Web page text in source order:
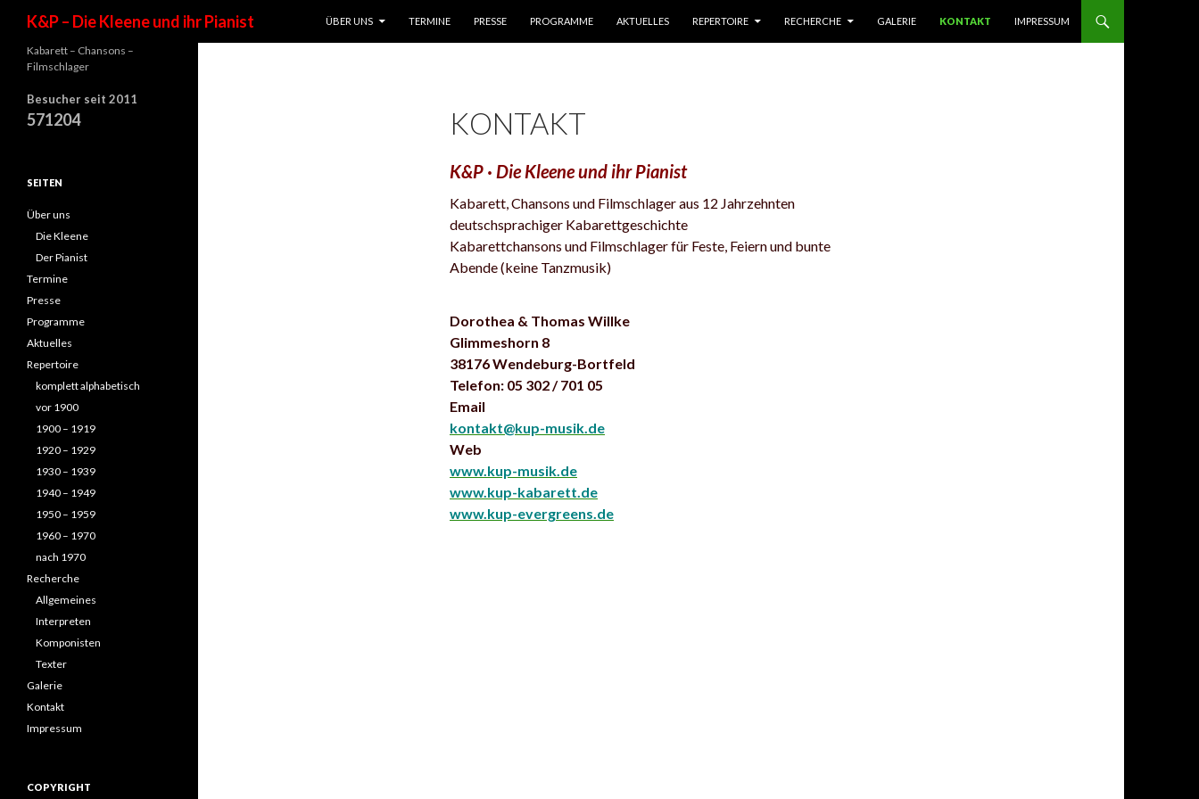
K&P – Die Kleene und ihr Pianist
ÜBER UNS
TERMINE PRESSE PROGRAMME AKTUELLES REPERTOIRE RECHERCHE GALERIE KONTAKT IMPRESSUM
KONTAKT
K&P · Die Kleene und ihr Pianist
Kabarett, Chansons und Filmschlager aus 12 Jahrzehnten
deutschsprachiger Kabarettgeschichte
Kabarettchansons und Filmschlager für Feste, Feiern und bunte
Abende (keine Tanzmusik)
Dorothea & Thomas Willke
Glimmeshorn 8
38176 Wendeburg-Bortfeld
Telefon: 05 302 / 701 05
Email
kontakt@kup-musik.de
Web
www.kup-musik.de
www.kup-kabarett.de
www.kup-evergreens.de
Kabarett – Chansons –
Filmschlager
Besucher seit 2011
571204
SEITEN
Über uns
Die Kleene
Der Pianist
Termine
Presse
Programme
Aktuelles
Repertoire
komplett alphabetisch
vor 1900
1900 – 1919
1920 – 1929
1930 – 1939
1940 – 1949
1950 – 1959
1960 – 1970
nach 1970
Recherche
Allgemeines
Interpreten
Komponisten
Texter
Galerie
Kontakt
Impressum
COPYRIGHT